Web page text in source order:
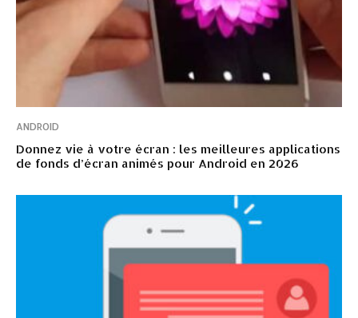
ANDROID
Donnez vie à votre écran : les meilleures applications
de fonds d’écran animés pour Android en 2026